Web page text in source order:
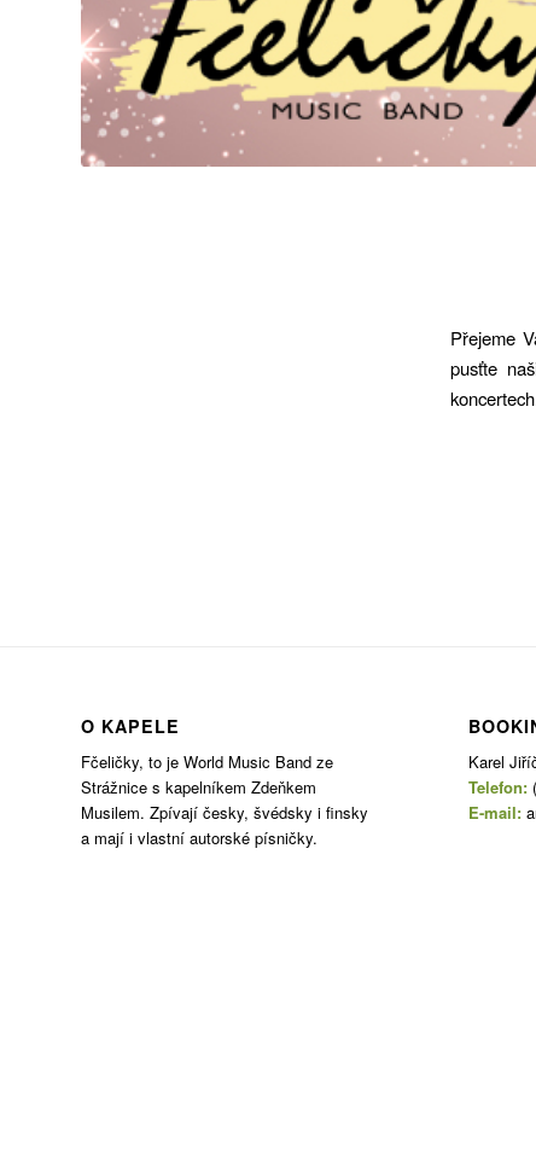
Přejeme
pusťte
O KAPELE
Fčeličky, to je World Music Band ze
Strážnice s kapelníkem Zdeňkem
Musilem. Zpívají česky, švédsky i finsky
a mají i vlastní autorské písničky.
Karel
Telefon:
E-mail: